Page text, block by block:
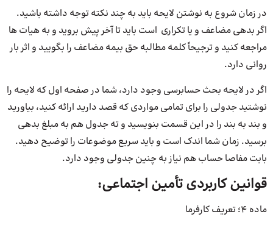
در زمان شروع به نوشتن لایحه باید به چند نکته توجه داشته باشید.
اگر بدهی مضاعف و یا تکراری است باید تا آخر پیش بروید و به هیات ها
مراجعه کنید و ترجیحاً کلمه مطالبه حق بیمه مضاعف را بگویید و اثر بار
روانی دارد.
اگر در لایحه بحث حسابرسی وجود دارد، شما در صفحه اول که لایحه را
نوشتید جدولی را برای تمامی مواردی که قصد دارید ارائه کنید، بیاورید
و بند به بند را در این قسمت بنویسید و ته جدول هم به مبلغ بدهی
برسید. زمان شما اندک است و باید سریع موضوعات را توضیح دهید.
بابت مفاصا حساب هم نیاز به چنین جدولی وجود دارد.
قوانین کاربردی تأمین اجتماعی:
ماده 4؛ تعریف کارفرما